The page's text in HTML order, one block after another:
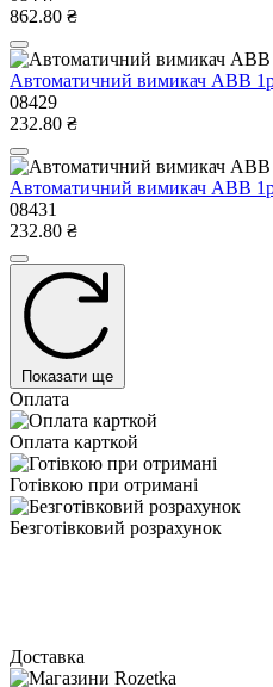
862.80 ₴
Автоматичний вимикач ABB
08429
232.80 ₴
Автоматичний вимикач ABB
08431
232.80 ₴
Показати ще
Оплата
Оплата карткой
Готівкою при отримані
Безготівковий розрахунок
Доставка